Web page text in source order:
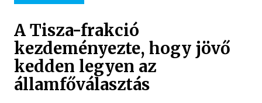
A Tisza-frakció
kezdeményezte, hogy jövő
kedden legyen az
államfőválasztás